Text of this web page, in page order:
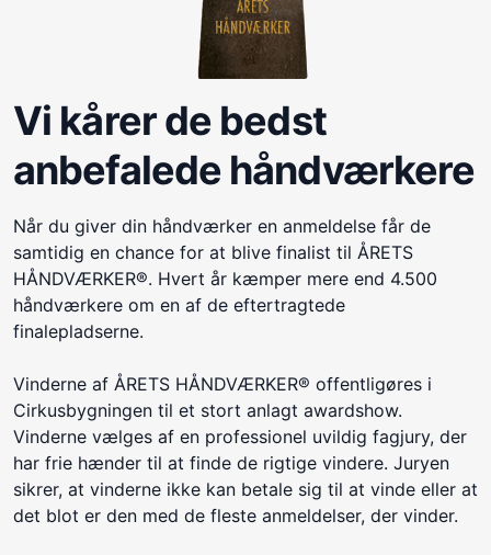
Vi kårer de bedst
anbefalede håndværkere
Når du giver din håndværker en anmeldelse får de
samtidig en chance for at blive finalist til ÅRETS
HÅNDVÆRKER®. Hvert år kæmper mere end 4.500
håndværkere om en af de eftertragtede
finalepladserne.
Vinderne af ÅRETS HÅNDVÆRKER® offentligøres i
Cirkusbygningen til et stort anlagt awardshow.
Vinderne vælges af en professionel uvildig fagjury, der
har frie hænder til at finde de rigtige vindere. Juryen
sikrer, at vinderne ikke kan betale sig til at vinde eller at
det blot er den med de fleste anmeldelser, der vinder.